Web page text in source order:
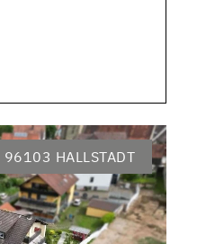
96103 HALLSTADT